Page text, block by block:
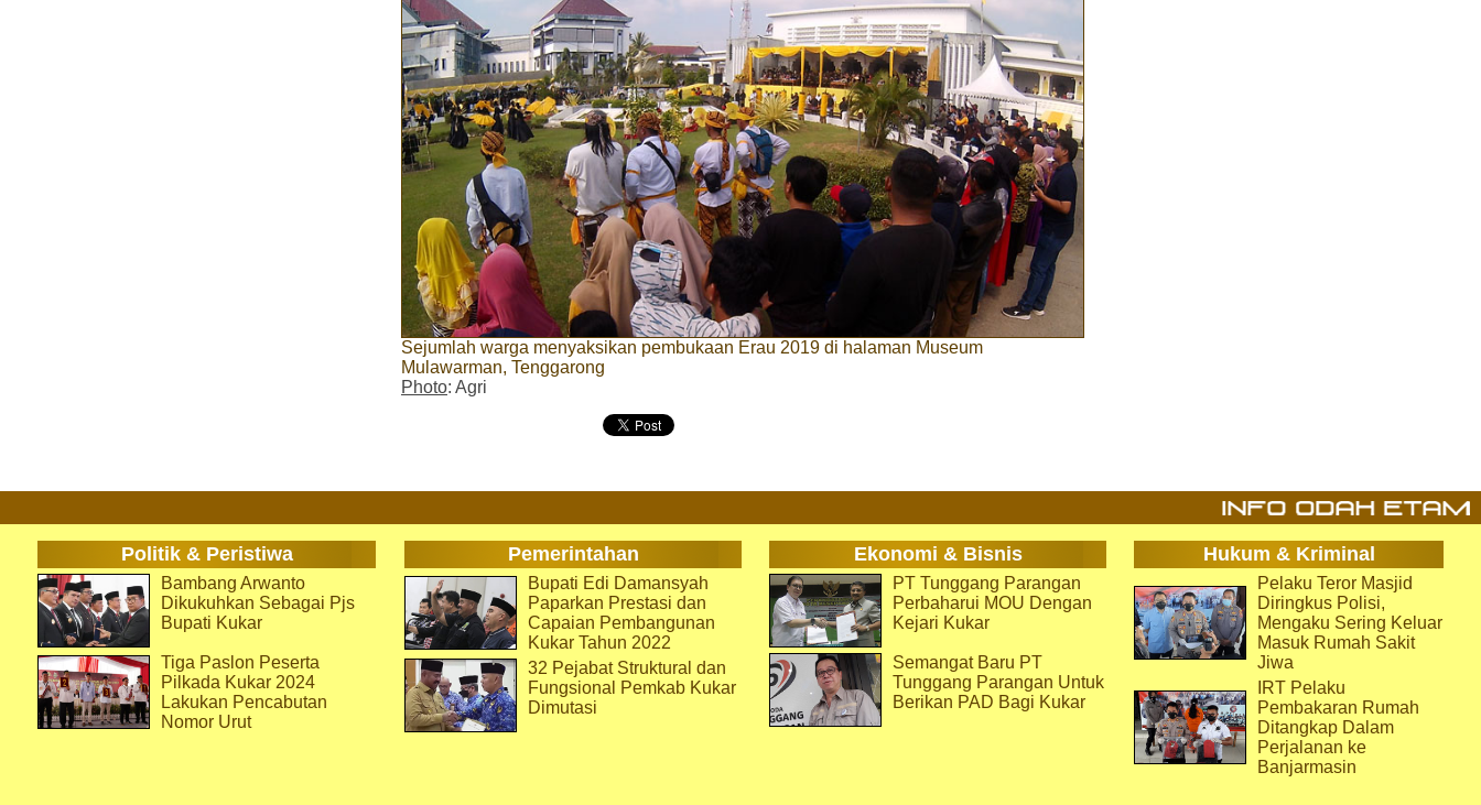
Sejumlah warga menyaksikan pembukaan Erau 2019 di halaman Museum
Mulawarman, Tenggarong
Photo: Agri
Politik & Peristiwa Pemerintahan Ekonomi & Bisnis Hukum & Kriminal
Bambang Arwanto
Dikukuhkan Sebagai Pjs
Bupati Kukar
Tiga Paslon Peserta
Pilkada Kukar 2024
Lakukan Pencabutan
Nomor Urut
Bupati Edi Damansyah
Paparkan Prestasi dan
Capaian Pembangunan
Kukar Tahun 2022
32 Pejabat Struktural dan
Fungsional Pemkab Kukar
Dimutasi
PT Tunggang Parangan
Perbaharui MOU Dengan
Kejari Kukar
Semangat Baru PT
Tunggang Parangan Untuk
Berikan PAD Bagi Kukar
Pelaku Teror Masjid
Diringkus Polisi,
Mengaku Sering Keluar
Masuk Rumah Sakit
Jiwa
IRT Pelaku
Pembakaran Rumah
Ditangkap Dalam
Perjalanan ke
Banjarmasin